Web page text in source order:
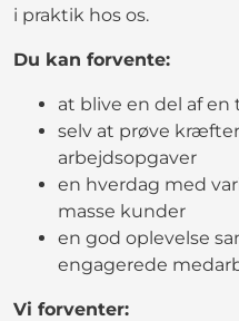
i praktik hos os.
Du kan forvente:
at blive en del af en
selv at prøve
arbejdsopgaver
en hverdag med
masse kunder
en god oplevelse
engagerede
Vi forventer: